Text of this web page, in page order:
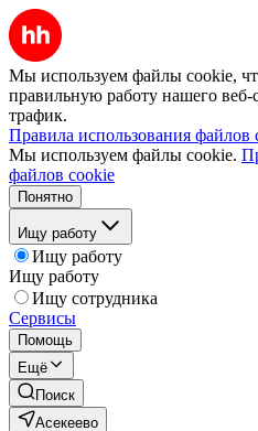
Мы используем файлы cookie,
правильную работу нашего веб-
трафик.
Правила использования файлов
Мы используем файлы cookie.
файлов cookie
Понятно
Ищу работу
Ищу работу
Ищу работу
Ищу сотрудника
Сервисы
Помощь
Ещё
Поиск
Асекеево